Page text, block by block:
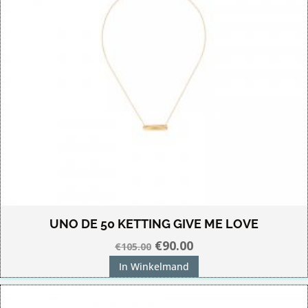
UNO DE 50 KETTING GIVE ME LOVE
€105.00 Oorspronkelijke
prijs
was:
€90.00Huidige
is:
In Winkelmand